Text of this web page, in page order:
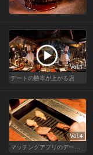
Vol.1
デートの勝率が上がる店
Vol.4
マッチングアプリのデートにおすすめの人気店